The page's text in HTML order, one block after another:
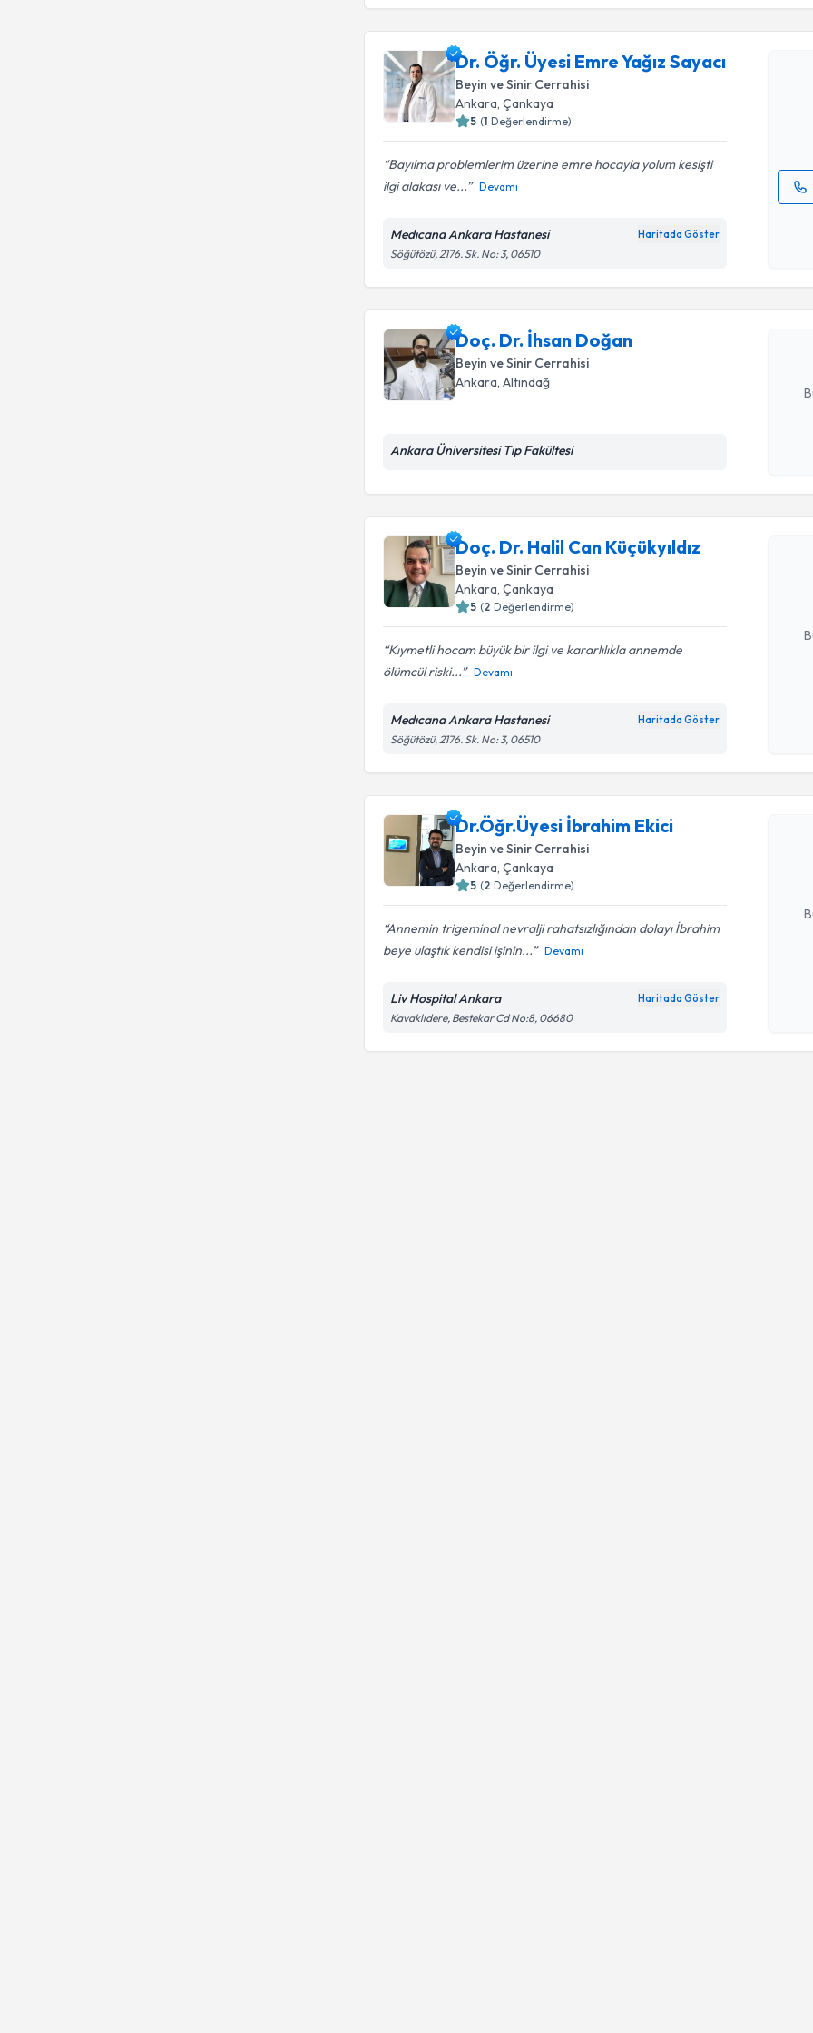
Dr. Öğr. Üyesi Emre Yağız Sayacı
Beyin ve Sinir Cerrahisi
Ankara , Çankaya
5 (1 Değerlendirme)
Bayılma problemlerim üzerine emre hocayla yolum kesişti
ilgi alakası ve...
Devamı
Medıcana Ankara Hastanesi Haritada Göster
Söğütözü, 2176. Sk. No: 3, 06510
Dr. Öğr.
Doç. Dr. İhsan Doğan
Beyin ve Sinir Cerrahisi
Ankara , Altındağ
Ankara Üniversitesi Tıp Fakültesi
Size bu
Doç. Dr. Halil Can Küçükyıldız
Beyin ve Sinir Cerrahisi
Ankara , Çankaya
5 (2 Değerlendirme)
Kıymetli hocam büyük bir ilgi ve kararlılıkla annemde
ölümcül riski...
Devamı
Medıcana Ankara Hastanesi Haritada Göster
Söğütözü, 2176. Sk. No: 3, 06510
Randevu
Doç. Dr.
Dr.Öğr.Üyesi İbrahim Ekici
Beyin ve Sinir Cerrahisi
Ankara , Çankaya
5 (2 Değerlendirme)
Annemin trigeminal nevralji rahatsızlığından dolayı İbrahim
beye ulaştık kendisi işinin...
Devamı
Liv Hospital Ankara Haritada Göster
Kavaklıdere, Bestekar Cd No:8, 06680
Randevu